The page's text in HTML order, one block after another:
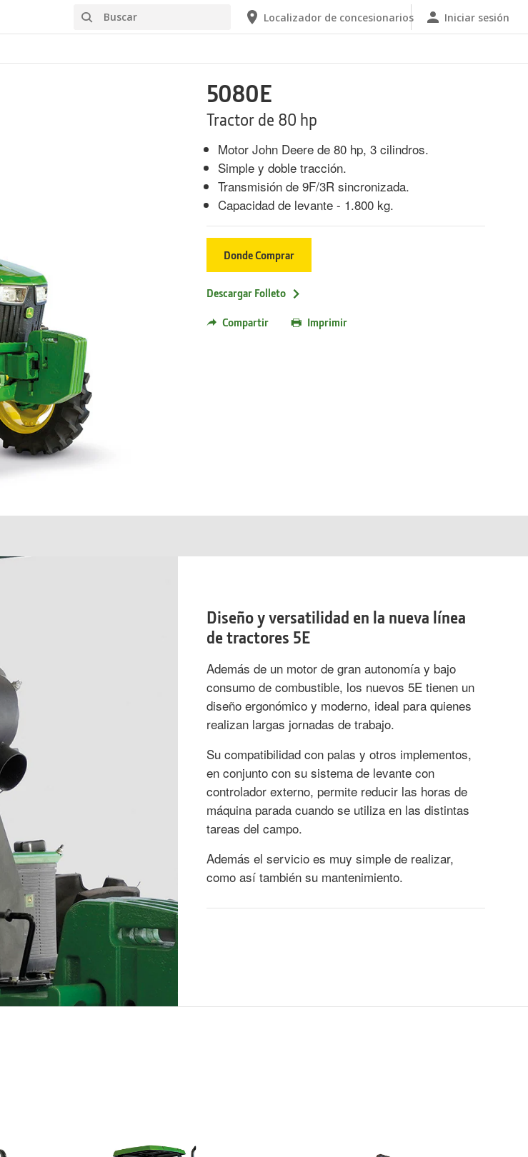
Buscar Localizador de concesionarios Iniciar sesión
5080E
Tractor de 80 hp
Motor John Deere de 80 hp, 3 cilindros.
Simple y doble tracción.
Transmisión de 9F/3R sincronizada.
Capacidad de levante - 1.800 kg.
Donde Comprar
Descargar Folleto
Compartir Imprimir
Diseño y versatilidad en la nueva línea
de tractores 5E
Además de un motor de gran autonomía y bajo
consumo de combustible, los nuevos 5E tienen un
diseño ergonómico y moderno, ideal para quienes
realizan largas jornadas de trabajo.
Su compatibilidad con palas y otros implementos,
en conjunto con su sistema de levante con
controlador externo, permite reducir las horas de
máquina parada cuando se utiliza en las distintas
tareas del campo.
Además el servicio es muy simple de realizar,
como así también su mantenimiento.